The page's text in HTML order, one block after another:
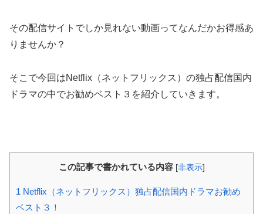
その配信サイトでしか見れない動画ってなんだかお得感あ
りませんか？
そこで今回はNetflix（ネットフリックス）の独占配信国内
ドラマの中でお勧めベスト３を紹介していきます。
この記事で書かれている内容 [非表示]
1 Netflix（ネットフリックス）独占配信国内ドラマお勧め
ベスト３！